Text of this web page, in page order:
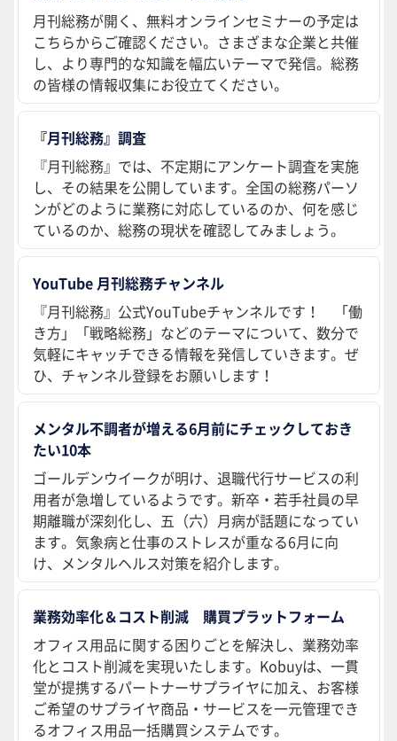
月刊総務が開く、無料オンラインセミナーの予定は
こちらからご確認ください。さまざまな企業と共催
し、より専門的な知識を幅広いテーマで発信。総務
の皆様の情報収集にお役立てください。
『月刊総務』調査
『月刊総務』では、不定期にアンケート調査を実施
し、その結果を公開しています。全国の総務パーソ
ンがどのように業務に対応しているのか、何を感じ
ているのか、総務の現状を確認してみましょう。
YouTube 月刊総務チャンネル
『月刊総務』公式YouTubeチャンネルです！ 「働
き方」「戦略総務」などのテーマについて、数分で
気軽にキャッチできる情報を発信していきます。ぜ
ひ、チャンネル登録をお願いします！
メンタル不調者が増える6月前にチェックしておき
たい10本
ゴールデンウイークが明け、退職代行サービスの利
用者が急増しているようです。新卒・若手社員の早
期離職が深刻化し、五（六）月病が話題になってい
ます。気象病と仕事のストレスが重なる6月に向
け、メンタルヘルス対策を紹介します。
業務効率化＆コスト削減 購買プラットフォーム
オフィス用品に関する困りごとを解決し、業務効率
化とコスト削減を実現いたします。Kobuyは、一貫
堂が提携するパートナーサプライヤに加え、お客様
ご希望のサプライヤ商品・サービスを一元管理でき
るオフィス用品一括購買システムです。